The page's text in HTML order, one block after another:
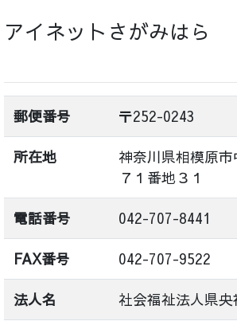
アイネットさがみはら
郵便番号 〒252-0243
所在地
神奈川県相模原市
７１番地３１
電話番号 042-707-8441
FAX番号 042-707-9522
法人名 社会福祉法人県央